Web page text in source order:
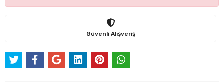
Güvenli Alışveriş